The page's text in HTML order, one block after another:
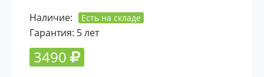
Наличие:
Есть на складе
Гарантия: 5 лет
3490